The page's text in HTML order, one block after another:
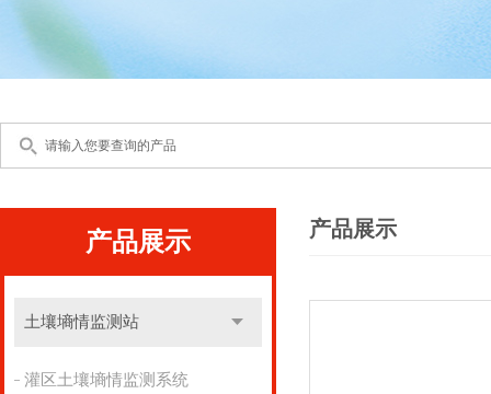
产品展示
土壤墒情监测站
灌区土壤墒情监测系统
产品展示